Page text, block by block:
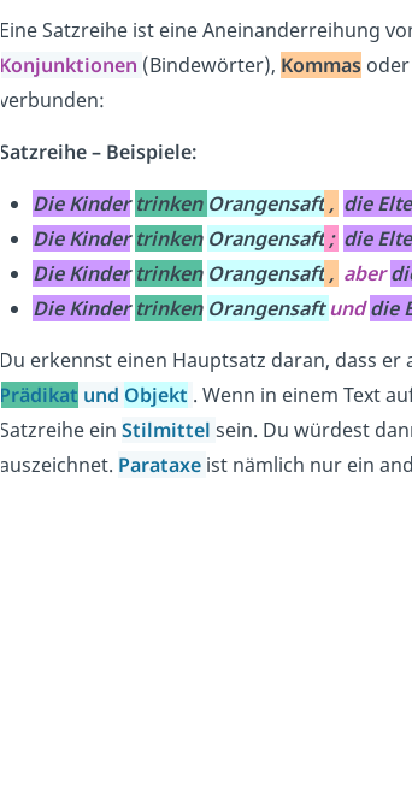
Eine Satzreihe ist eine Aneinanderreihung
Konjunktionen (Bindewörter), Kommas oder
verbunden:
Satzreihe – Beispiele:
Die Kinder trinken Orangensaft , die
Die Kinder trinken Orangensaft ; die
Die Kinder trinken Orangensaft , aber
Die Kinder trinken Orangensaftunddie
Du erkennst einen Hauptsatz daran, dass
Prädikat und Objekt . Wenn in einem Text
Satzreihe ein Stilmittel sein. Du würdest
auszeichnet. Parataxe ist nämlich nur ein